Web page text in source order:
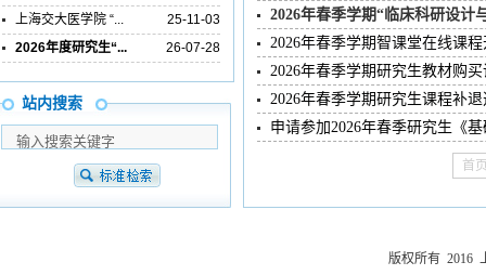
版权所有 2016
2026年春季学期“临床科研设计
2026年春季学期智课堂在线课
2026年春季学期研究生教材购
2026年春季学期研究生课程补
申请参加2026年春季研究生《
首
上海交大医学院 “...
25-11-03
2026年度研究生“...
26-07-28
站内搜索